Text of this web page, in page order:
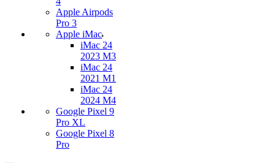
Apple Airpods
Pro 3
Apple iMac
iMac 24
2023 M3
iMac 24
2021 M1
iMac 24
2024 M4
Google Pixel 9
Pro XL
Google Pixel 8
Pro